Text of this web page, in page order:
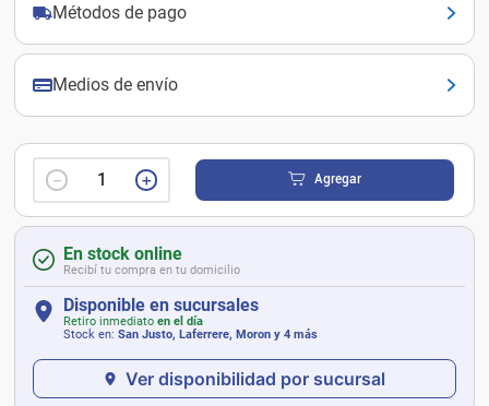
Métodos de pago
Medios de envío
＋
－ Agregar
En stock online
Recibí tu compra en tu domicilio
Disponible en sucursales
Retiro inmediato en el día
Stock en: San Justo, Laferrere, Moron y 4 más
Ver disponibilidad por sucursal